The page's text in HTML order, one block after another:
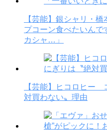
【芸能】銀シャリ・
プコーン食べたいんで
カシャ…」
【芸能】ヒコロヒー
対買わない〟理由